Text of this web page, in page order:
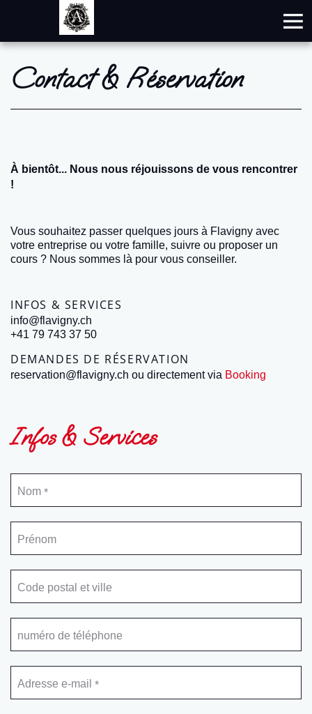
Contact & Réservation
À bientôt... Nous nous réjouissons de vous rencontrer
!
Vous souhaitez passer quelques jours à Flavigny avec
votre entreprise ou votre famille, suivre ou proposer un
cours ? Nous sommes là pour vous conseiller.
INFOS & SERVICES
info@flavigny.ch
+41 79 743 37 50
DEMANDES DE RÉSERVATION
reservation@flavigny.ch ou directement via Booking
Infos & Services
Nom *
Prénom
Code postal et ville
numéro de téléphone
Adresse e-mail *